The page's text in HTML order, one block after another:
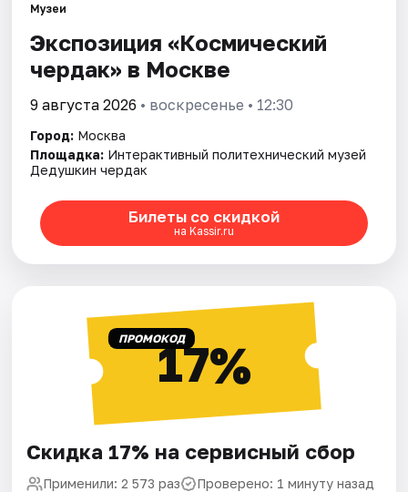
Музеи
Экспозиция «Космический
чердак» в Москве
9 августа 2026 • воскресенье • 12:30
Город: Москва
Площадка: Интерактивный политехнический музей
Дедушкин чердак
Билеты со скидкой
на Kassir.ru
ПРОМОКОД17%
Скидка 17% на сервисный сбор
Применили: 2 573 раз Проверено: 1 минуту назад